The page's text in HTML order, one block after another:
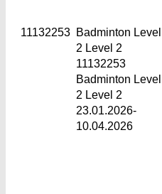
11132253 Badminton Level
2 Level 2
11132253
Badminton Level
2 Level 2
23.01.2026-
10.04.2026